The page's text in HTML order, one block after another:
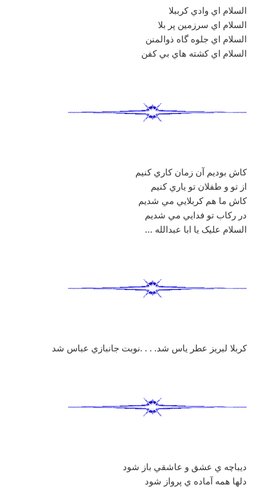
السلام اي وادي کرببلا
السلام اي سرزمين پر بلا
السلام اي جلوه گاه ذوالمنن
السلام اي کشته هاي بي کفن
کاش بوديم آن زمان کاري کنيم
از تو و طفلان تو ياري کنيم
کاش ما هم کربلايي مي شديم
در رکاب تو فدايي مي شديم
السلام عليک يا ابا عبدالله …
كربلا لبريز عطر ياس شد. . . .نوبت جانبازي عباس شد
ديباچه ي عشق و عاشقي باز شود
دلها همه آماده ي پرواز شود